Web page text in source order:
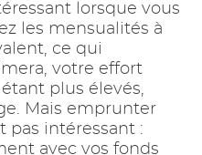
lorsque vous
les mensualités à
ce qui
votre effort
plus élevés,
Mais emprunter
pas intéressant :
avec vos fonds